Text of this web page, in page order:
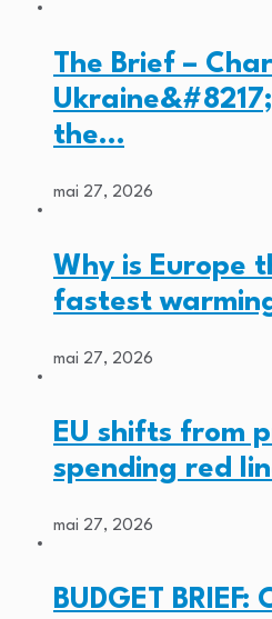
The Brief –
the…
mai 27, 2026
Why is Europe
fastest
mai 27, 2026
EU shifts from
spending red
mai 27, 2026
BUDGET